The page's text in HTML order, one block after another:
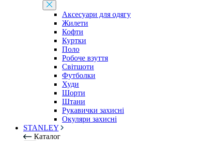
Аксесуари для одягу
Жилети
Кофти
Куртки
Поло
Робоче взуття
Світшоти
Футболки
Худи
Шорти
Штани
Рукавички захисні
Окуляри захисні
STANLEY
Каталог